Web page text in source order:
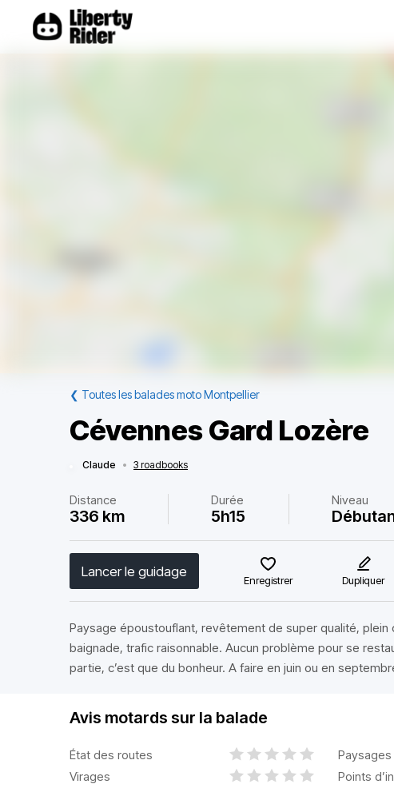
❮ Toutes les balades moto Montpellier
Cévennes Gard Lozère
Claude • 3 roadbooks
Distance
336 km
Durée
5h15
Niveau
Lancer le guidage
Enregistrer Dupliquer
Paysage époustouflant, revêtement de super qualité, plein
baignade, trafic raisonnable. Aucun problème pour se
partie, c’est que du bonheur. A faire en juin ou en
Avis motards sur la balade
État des routes
Paysages
Virages
Points